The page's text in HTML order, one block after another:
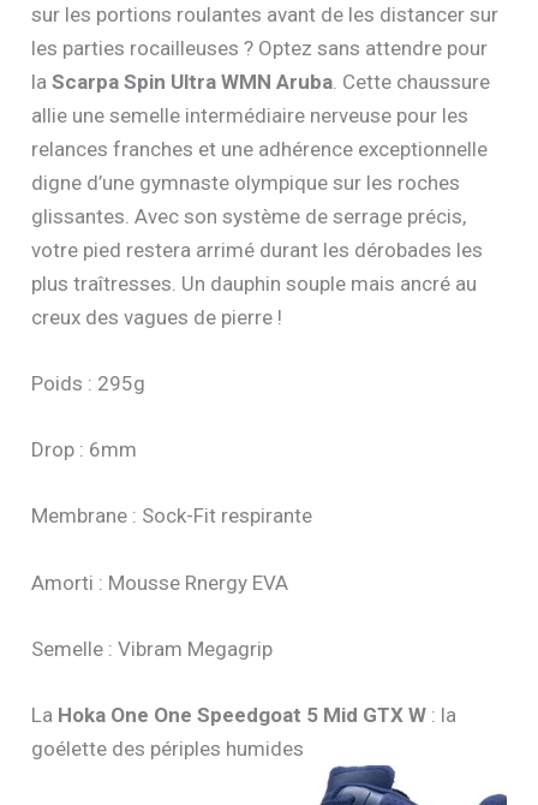
sur les portions roulantes avant de les distancer sur
les parties rocailleuses ? Optez sans attendre pour
laScarpa Spin Ultra WMN Aruba . Cette chaussure
allie une semelle intermédiaire nerveuse pour les
relances franches et une adhérence exceptionnelle
digne d’une gymnaste olympique sur les roches
glissantes. Avec son système de serrage précis,
votre pied restera arrimé durant les dérobades les
plus traîtresses. Un dauphin souple mais ancré au
creux des vagues de pierre !
Poids : 295g
Drop : 6mm
Membrane : Sock-Fit respirante
Amorti : Mousse Rnergy EVA
Semelle : Vibram Megagrip
La Hoka One One Speedgoat 5 Mid GTX W : la
goélette des périples humides